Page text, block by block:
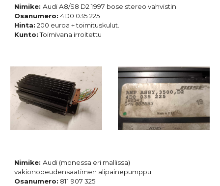
Nimike:Audi A8/S8 D2 1997 bose stereo vahvistin
Osanumero: 4D0 035 225
Hinta: 200 euroa + toimituskulut.
Kunto:Toimivana irroitettu
Nimike:Audi (monessa eri mallissa)
vakionopeudensäätimen alipainepumppu
Osanumero: 811 907 325